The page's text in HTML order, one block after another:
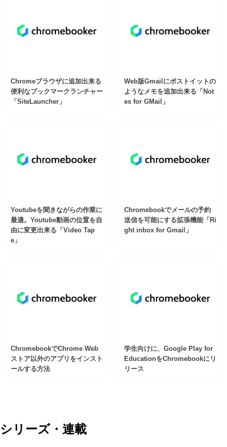
Chromeブラウザに追加出来る
便利なブックマークランチャー
「SiteLauncher」
Web版Gmailにポストイットの
ようなメモを追加出来る「Not
es for GMail」
Youtubeを聞きながらの作業に
最適。Youtube動画の位置を自
由に変更出来る「Video Tap
e」
Chromebookでメールの予約
送信を可能にする拡張機能「Ri
ght inbox for Gmail」
ChromebookでChrome Web
ストア以外のアプリをインスト
ールする方法
学生向けに、Google Play for
EducationをChromebookにリ
リース
シリーズ・連載